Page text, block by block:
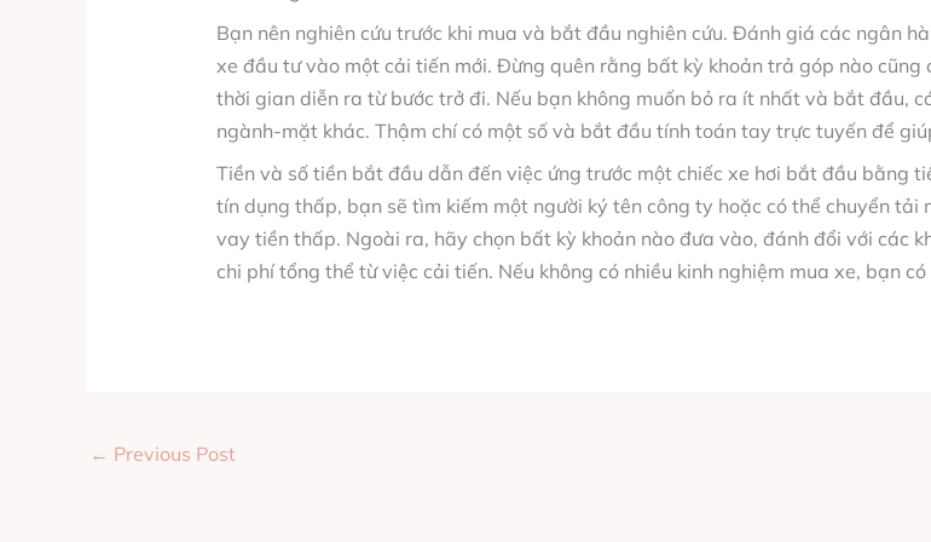
Bạn nên nghiên cứu trước khi mua và bắt đầu nghiên cứu. Đánh giá các ngân
xe đầu tư vào một cải tiến mới. Đừng quên rằng bất kỳ khoản trả góp nào
thời gian diễn ra từ bước trở đi. Nếu bạn không muốn bỏ ra ít nhất và bắt đầu,
ngành-mặt khác. Thậm chí có một số và bắt đầu tính toán tay trực tuyến để
Tiền và số tiền bắt đầu dẫn đến việc ứng trước một chiếc xe hơi bắt đầu bằng
tín dụng thấp, bạn sẽ tìm kiếm một người ký tên công ty hoặc có thể chuyển
vay tiền thấp. Ngoài ra, hãy chọn bất kỳ khoản nào đưa vào, đánh đổi với các
chi phí tổng thể từ việc cải tiến. Nếu không có nhiều kinh nghiệm mua xe, bạn
← Previous Post